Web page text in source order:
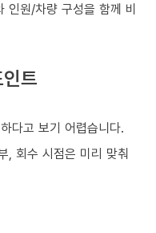
인원/차량 구성을 함께 비
트
다고 보기 어렵습니다.
, 회수 시점은 미리 맞춰